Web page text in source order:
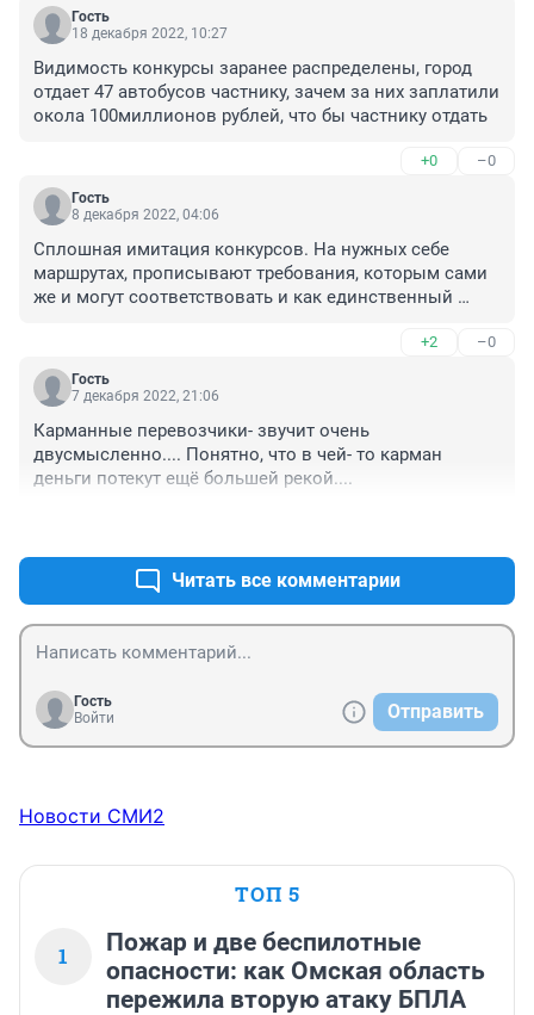
Гость
18 декабря 2022, 10:27
Видимость конкурсы заранее распределены, город
отдает 47 автобусов частнику, зачем за них заплатили
окола 100миллионов рублей, что бы частнику отдать
+0 –0
Гость
8 декабря 2022, 04:06
Сплошная имитация конкурсов. На нужных себе
маршрутах, прописывают требования, которым сами
же и могут соответствовать и как единственный
экономика
+2 –0
Гость
7 декабря 2022, 21:06
Карманные перевозчики- звучит очень
двусмысленно.... Понятно, что в чей- то карман
деньги потекут ещё большей рекой....
Читать все комментарии
Гость
Войти
Отправить
Новости СМИ2
ТОП 5
1
Пожар и две беспилотные
опасности: как Омская область
пережила вторую атаку БПЛА